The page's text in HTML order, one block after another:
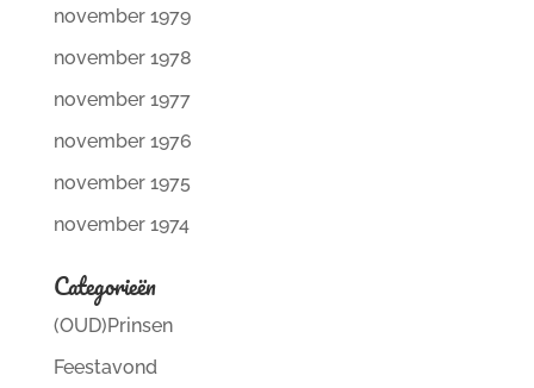
november 1979
november 1978
november 1977
november 1976
november 1975
november 1974
Categorieën
(OUD)Prinsen
Feestavond